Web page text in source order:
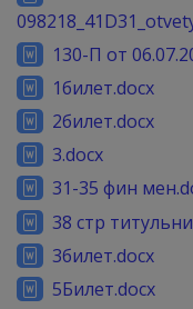
130-П от
1билет.docx
2билет.docx
3.docx
31-35 фин
38 стр
3билет.docx
5Билет.docx